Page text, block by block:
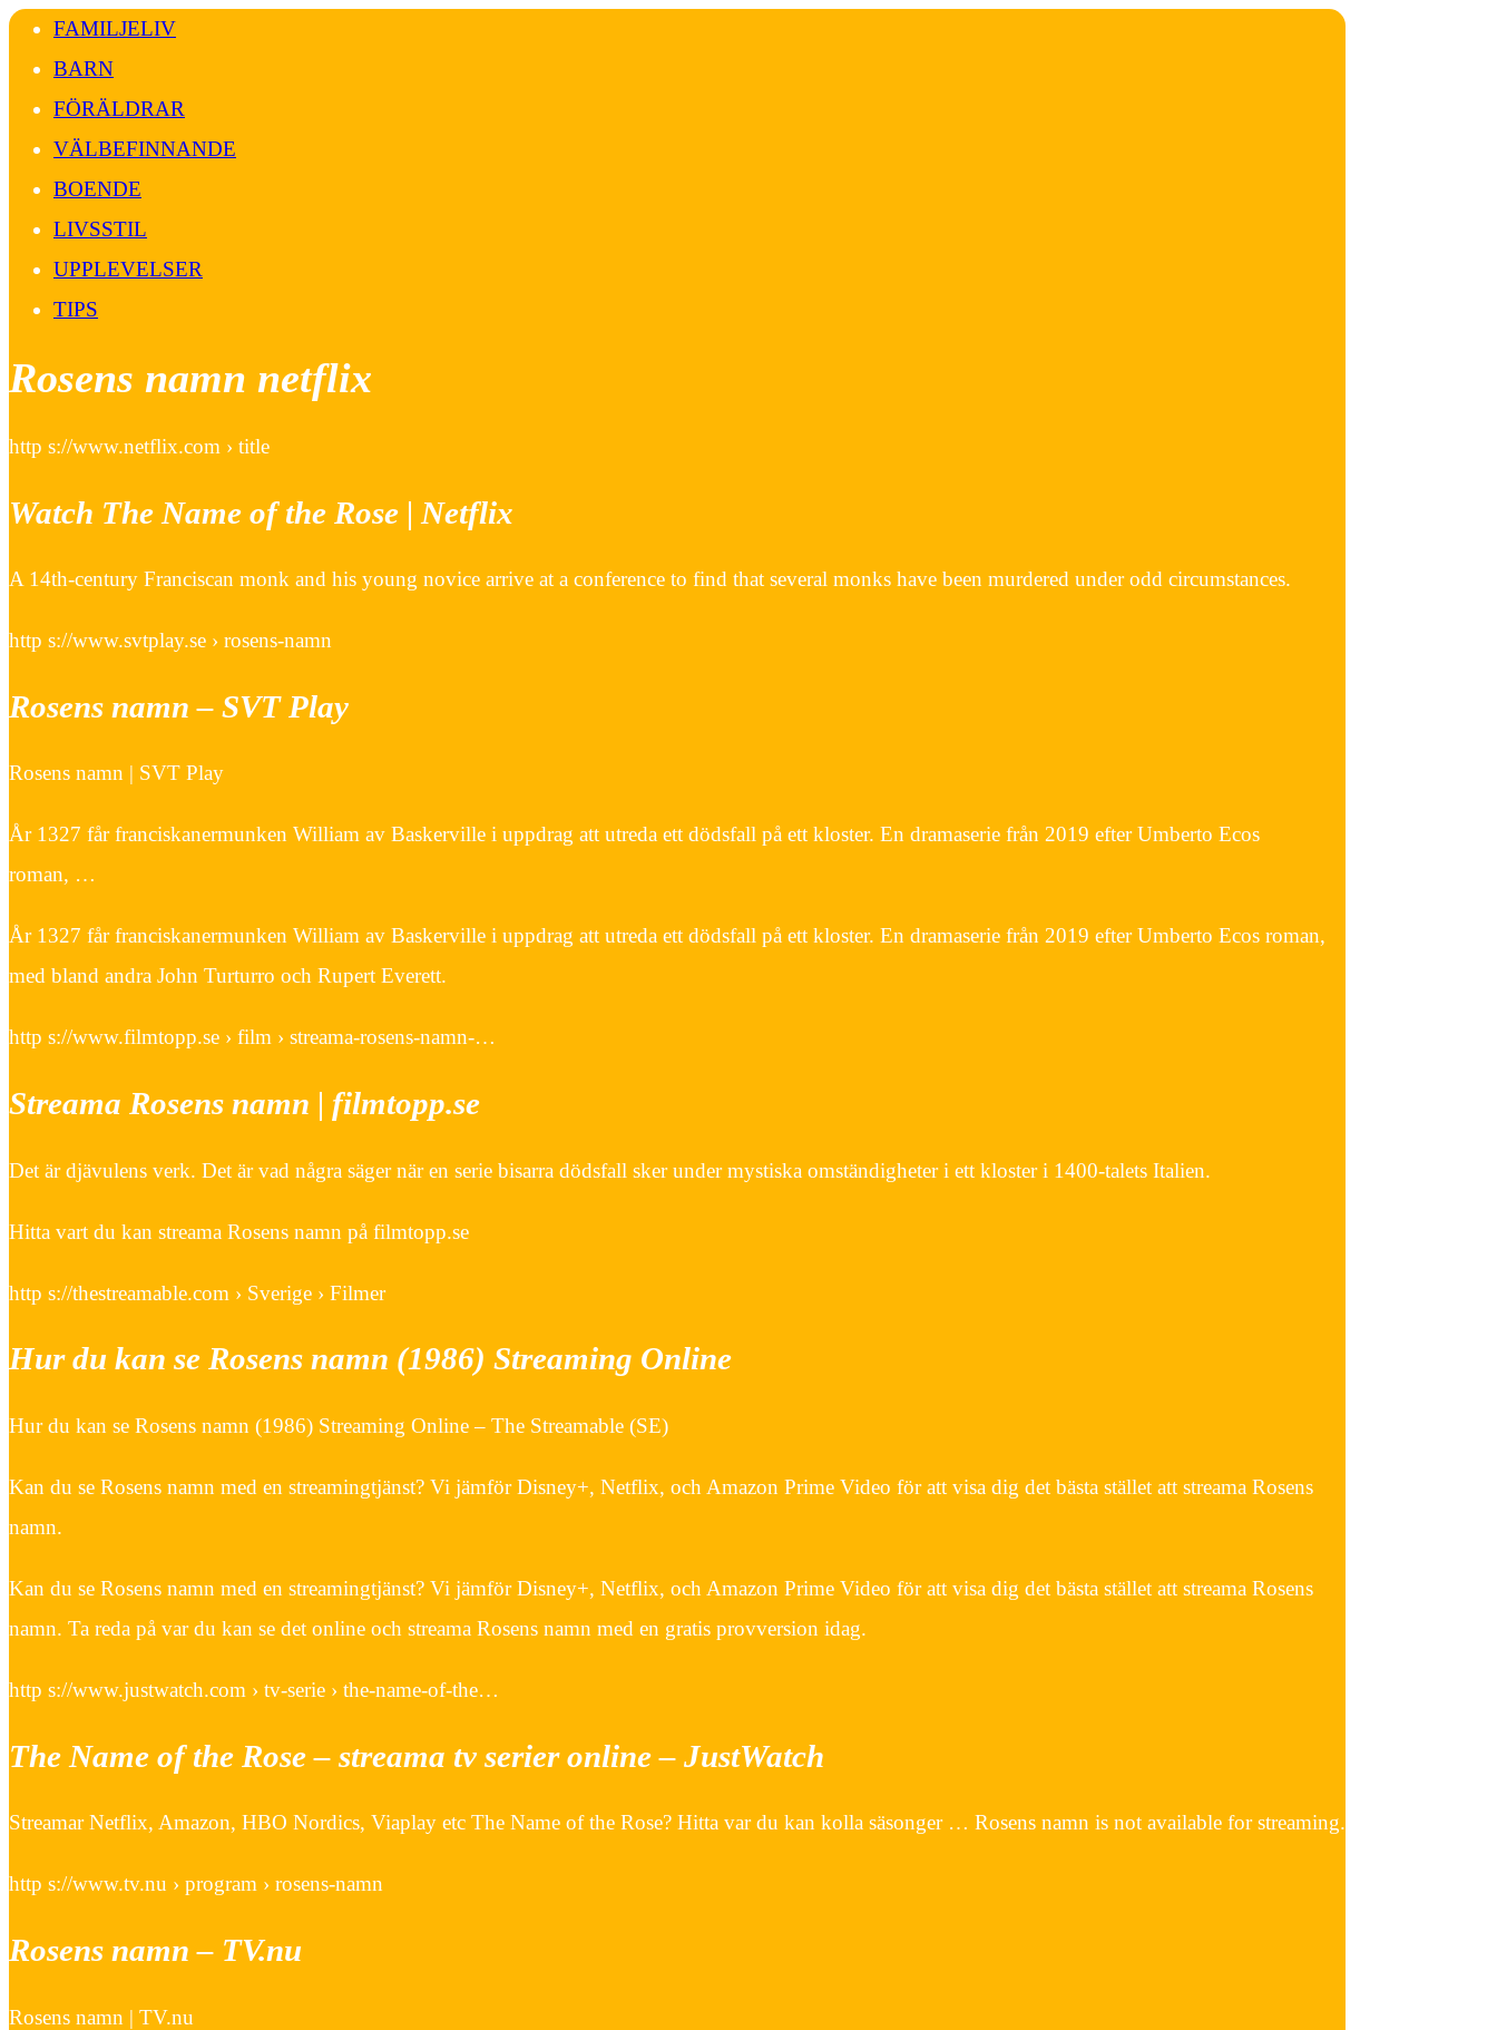
FAMILJELIV
BARN
FÖRÄLDRAR
VÄLBEFINNANDE
BOENDE
LIVSSTIL
UPPLEVELSER
TIPS
Rosens namn netflix
http s://www.netflix.com › title
Watch The Name of the Rose | Netflix
A 14th-century Franciscan monk and his young novice arrive at a conference to find that several monks have been murdered under odd circumstances.
http s://www.svtplay.se › rosens-namn
Rosens namn – SVT Play
Rosens namn | SVT Play
År 1327 får franciskanermunken William av Baskerville i uppdrag att utreda ett dödsfall på ett kloster. En dramaserie från 2019 efter Umberto Ecos
roman, …
År 1327 får franciskanermunken William av Baskerville i uppdrag att utreda ett dödsfall på ett kloster. En dramaserie från 2019 efter Umberto Ecos roman,
med bland andra John Turturro och Rupert Everett.
http s://www.filmtopp.se › film › streama-rosens-namn-…
Streama Rosens namn | filmtopp.se
Det är djävulens verk. Det är vad några säger när en serie bisarra dödsfall sker under mystiska omständigheter i ett kloster i 1400-talets Italien.
Hitta vart du kan streama Rosens namn på filmtopp.se
http s://thestreamable.com › Sverige › Filmer
Hur du kan se Rosens namn (1986) Streaming Online
Hur du kan se Rosens namn (1986) Streaming Online – The Streamable (SE)
Kan du se Rosens namn med en streamingtjänst? Vi jämför Disney+, Netflix, och Amazon Prime Video för att visa dig det bästa stället att streama Rosens
namn.
Kan du se Rosens namn med en streamingtjänst? Vi jämför Disney+, Netflix, och Amazon Prime Video för att visa dig det bästa stället att streama Rosens
namn. Ta reda på var du kan se det online och streama Rosens namn med en gratis provversion idag.
http s://www.justwatch.com › tv-serie › the-name-of-the…
The Name of the Rose – streama tv serier online – JustWatch
Streamar Netflix, Amazon, HBO Nordics, Viaplay etc The Name of the Rose? Hitta var du kan kolla säsonger … Rosens namn is not available for streaming.
http s://www.tv.nu › program › rosens-namn
Rosens namn – TV.nu
Rosens namn | TV.nu